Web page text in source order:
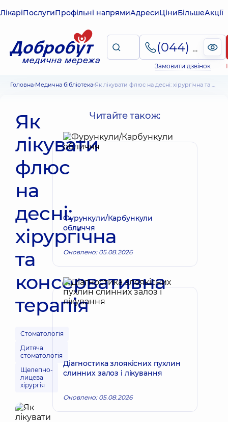
ЛікаріПослугиПрофільні напрямиАдресиЦіниБільшеАкції
(044) 495-2-888
Замовити дзвінок
Головна Медична бібліотека Як лікувати флюс на десні: хірургічна та консервативна терапія
Як
лікувати
флюс
на
десні:
хірургічна
та
консервативна
терапія
Стоматологія
Дитяча
стоматологія
Щелепно-
лицева
хірургія
Читайте також:
Фурункули/Карбункули
обличчя
Оновлено: 05.08.2026
Діагностика злоякісних пухлин
слинних залоз і лікування
Оновлено: 05.08.2026